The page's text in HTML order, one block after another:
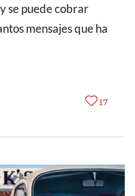
se puede cobrar
mensajes que ha
17